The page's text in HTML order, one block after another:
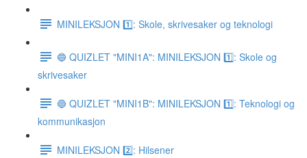
MINILEKSJON 1️⃣: Skole, skrivesaker og teknologi
🔵 QUIZLET "MINI1A": MINILEKSJON 1️⃣: Skole og
skrivesaker
🔵 QUIZLET "MINI1B": MINILEKSJON 1️⃣: Teknologi og
kommunikasjon
MINILEKSJON 2️⃣: Hilsener